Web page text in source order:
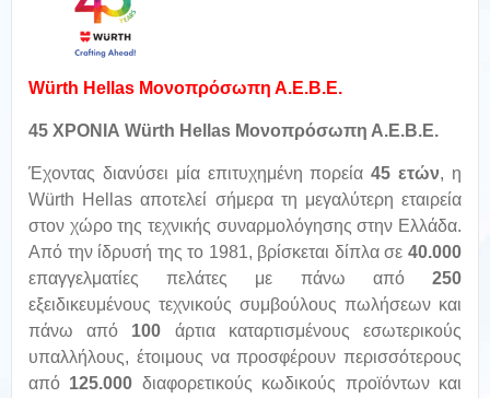
Würth Hellas Μονοπρόσωπη Α.Ε.Β.Ε.
45 ΧΡΟΝΙΑ Würth Hellas Μονοπρόσωπη Α.Ε.Β.Ε.
Έχοντας διανύσει μία επιτυχημένη πορεία45 ετών, η
Würth Hellas αποτελεί σήμερα τη μεγαλύτερη εταιρεία
στον χώρο της τεχνικής συναρμολόγησης στην Ελλάδα.
Από την ίδρυσή της το 1981, βρίσκεται δίπλα σε 40.000
επαγγελματίες πελάτες με πάνω από 250
εξειδικευμένους τεχνικούς συμβούλους πωλήσεων και
πάνω από 100 άρτια καταρτισμένους εσωτερικούς
υπαλλήλους, έτοιμους να προσφέρουν περισσότερους
από 125.000 διαφορετικούς κωδικούς προϊόντων και